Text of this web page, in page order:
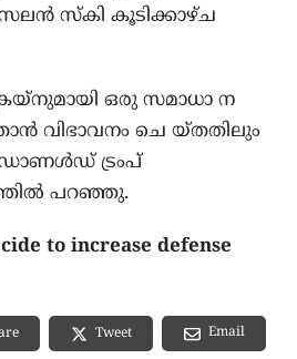
സ്കി കൂടിക്കാഴ്ച‌
ഒരു സമാധാ ന
വിഭാവനം ചെ യ്‌തതിലും
ട്രംപ്
പറഞ്ഞു.
to increase defense
Tweet Email